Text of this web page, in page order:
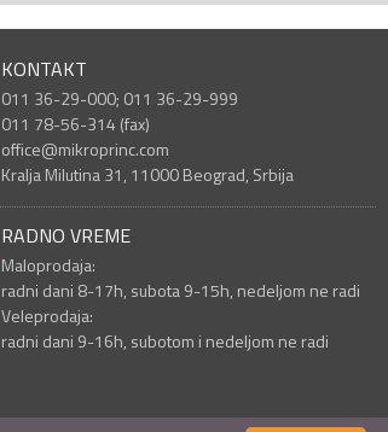
KONTAKT
011 36-29-000; 011 36-29-999
011 78-56-314 (fax)
office@mikroprinc.com
Kralja Milutina 31, 11000 Beograd, Srbija
RADNO VREME
Maloprodaja:
radni dani 8-17h, subota 9-15h, nedeljom ne radi
Veleprodaja:
radni dani 9-16h, subotom i nedeljom ne radi